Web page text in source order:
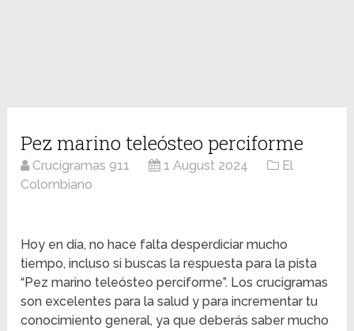
Pez marino teleósteo perciforme
Crucigramas 911 1 August 2024
El
Colombiano
Hoy en día, no hace falta desperdiciar mucho
tiempo, incluso si buscas la respuesta para la pista
“Pez marino teleósteo perciforme”. Los crucigramas
son excelentes para la salud y para incrementar tu
conocimiento general, ya que deberás saber mucho